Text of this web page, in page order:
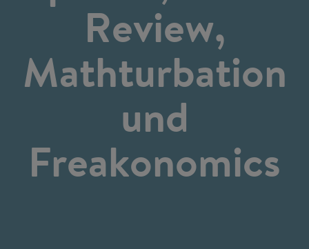
Review,
Mathturbation
und
Freakonomics